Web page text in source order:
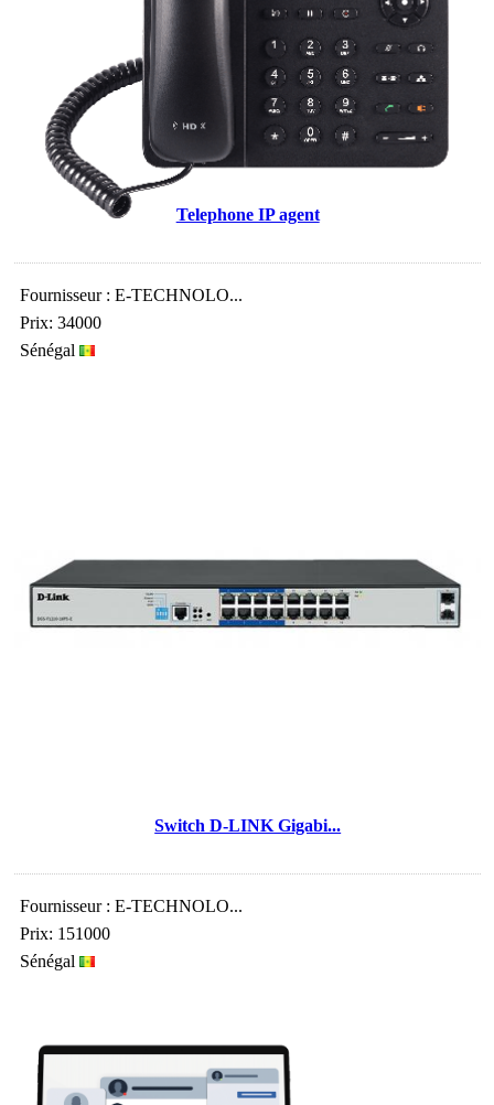
Telephone IP agent
Fournisseur : E-TECHNOLO...
Prix: 34000
Sénégal
Switch D-LINK Gigabi...
Fournisseur : E-TECHNOLO...
Prix: 151000
Sénégal